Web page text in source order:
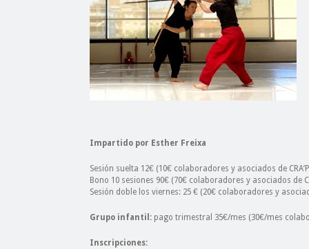
Impartido por Esther Freixa
Sesión suelta 12€ (10€ colaboradores y asociados de
Bono 10 sesiones 90€ (70€ colaboradores y asociados de
Sesión doble los viernes: 25 € (20€ colaboradores y
Grupo infantil: pago trimestral 35€/mes (30€/mes
Inscripciones: